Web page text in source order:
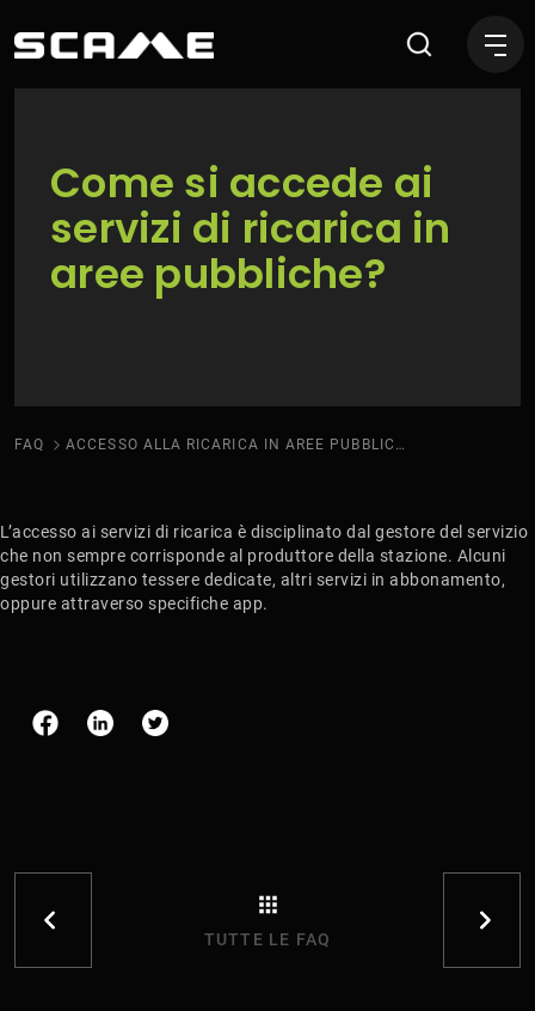
Come si accede ai
servizi di ricarica in
aree pubbliche?
FAQ ACCESSO ALLA RICARICA IN AREE PUBBLICHE
L’accesso ai servizi di ricarica è disciplinato dal gestore del servizio
che non sempre corrisponde al produttore della stazione. Alcuni
gestori utilizzano tessere dedicate, altri servizi in abbonamento,
oppure attraverso specifiche app.
TUTTE LE FAQ